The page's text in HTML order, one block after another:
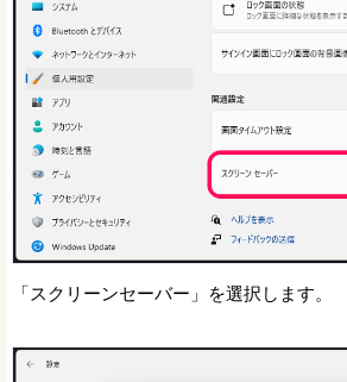
「スクリーンセーバー」を選択します。